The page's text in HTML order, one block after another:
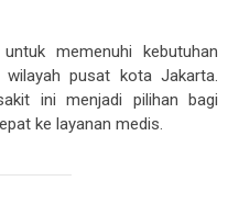
memenuhi kebutuhan
pusat kota Jakarta.
ini menjadi pilihan bagi
ke layanan medis.